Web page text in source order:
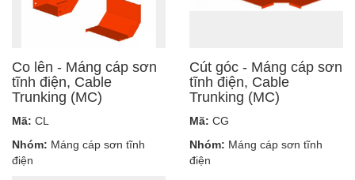
Co lên - Máng cáp sơn
tĩnh điện, Cable
Trunking (MC)
Mã: CL
Nhóm: Máng cáp sơn tĩnh
điện
Cút góc - Máng cáp sơn
tĩnh điện, Cable
Trunking (MC)
Mã: CG
Nhóm: Máng cáp sơn tĩnh
điện